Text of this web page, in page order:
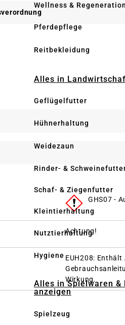
Wellness & Regeneration
Pferdepflege
Reitbekleidung
Alles in
Geflügelfutter
Hühnerhaltung
Weidezaun
Rinder- &
Schaf- & Ziegenfutter
Kleintierhaltung
Nutztierhaltung
Hygiene
Alles in Spielwaren &
anzeigen
Spielzeug
GHS07 -
Achtung!
EUH208:
Wirkung.